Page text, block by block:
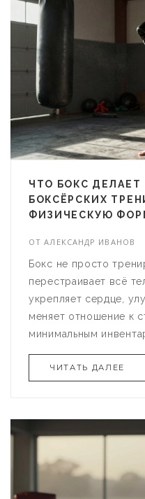
ЧТО БОКС ДЕЛАЕТ
БОКСЁРСКИХ
ФИЗИЧЕСКУЮ
ОТАЛЕКСАНДР ИВАНОВ
Бокс не просто
перестраивает всё
укрепляет сердце,
меняет отношение к
минимальным
впечатляющих
ЧИТАТЬ ДАЛЕЕ